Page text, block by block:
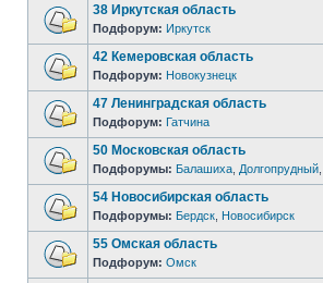
38 Иркутская область
Подфорум: Иркутск
42 Кемеровская область
Подфорум: Новокузнецк
47 Ленинградская область
Подфорум: Гатчина
50 Московская область
Подфорумы: Балашиха Долгопрудный
54 Новосибирская область
Подфорумы: Бердск Новосибирск
55 Омская область
Подфорум: Омск